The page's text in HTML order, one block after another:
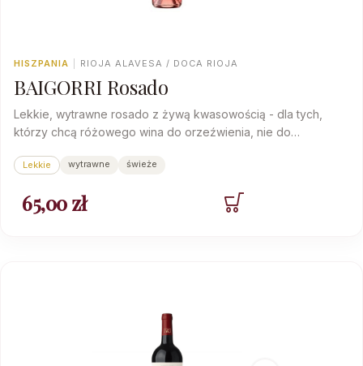
HISZPANIA RIOJA ALAVESA / DOCA RIOJA
BAIGORRI Rosado
Lekkie, wytrawne rosado z żywą kwasowością - dla tych,
którzy chcą różowego wina do orzeźwienia, nie do
Lekkie wytrawne świeże
65,00zł